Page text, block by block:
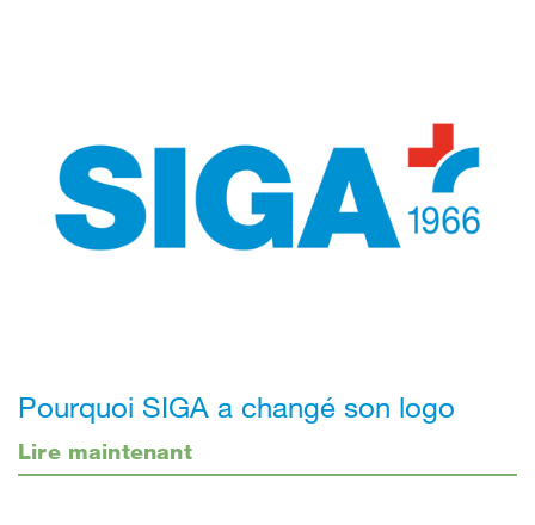
Pourquoi SIGA a changé son logo
Lire maintenant